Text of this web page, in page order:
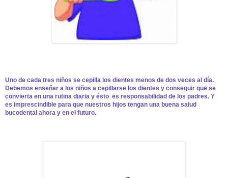
Uno de cada tres niños se cepilla los dientes menos de dos veces al día.
Debemos enseñar a los niños a cepillarse los dientes y conseguir que se
convierta en una rutina diaria y ésto es responsabilidad de los padres. Y
es imprescindible para que nuestros hijos tengan una buena salud
bucodental ahora y en el futuro.